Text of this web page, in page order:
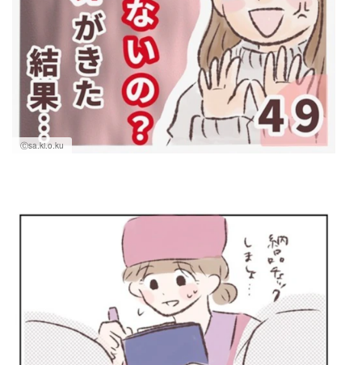
Ⓒsa.ki.o.ku